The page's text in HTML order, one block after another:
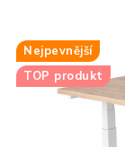
PŘÍSLUŠENSTVÍ
KANCELÁŘSKÉ
Nejpevnější
TOP produkt